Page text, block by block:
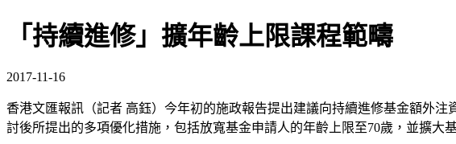
「持續進修」擴年齡上限課程範疇
2017-11-16
香港文匯報訊（記者 高鈺）今年初的施政報告提出建議向持續進修基金額外
討後所提出的多項優化措施，包括放寬基金申請人的年齡上限至70歲，並擴大